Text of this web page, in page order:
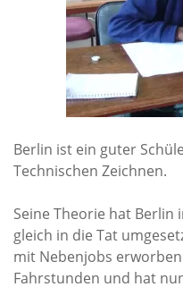
FOTO GALERIE
Wasser für EKU – Teil 2
Wasser für Ekuthuleni
Werkarbeiten 2015
Bilder aus Zimbabwe
Berlin ist ein guter
Technischen Zeichnen.
Seine Theorie hat Berlin
gleich in die Tat
mit Nebenjobs
Fahrstunden und hat